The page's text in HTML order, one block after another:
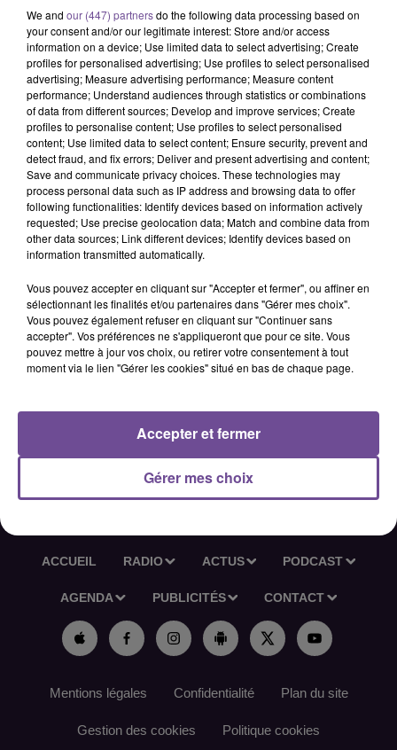
À Bellac, la Mission Locale Rurale de
Haute-Vienne recherche un conseiller
en insertion professionnelle (H/F).
À Bellac, la Mission Locale Rurale de Haute-Vienne recherche
un conseiller en insertion professionnelle (H/F). Vos
informer, orienter et délivrer un conseil en insertion sociale et
professionnelle en s'appuyant sur les outils de diagnostic.
Assurer les permanences sur le territoire déterminé, participer
aux actions de repérage du public. Mobiliser les jeunes sans
Référence de l’offre France Travail : 185YKPG
ACCUEIL RADIO ACTUS PODCAST
AGENDA PUBLICITÉS CONTACT
Mentions légales Confidentialité Plan du site
Gestion des cookies Politique cookies
We and our (447) partnersdo the following data processing based on
your consent and/or our legitimate interest: Store and/or access
information on a device; Use limited data to select advertising; Create
profiles for personalised advertising; Use profiles to select personalised
advertising; Measure advertising performance; Measure content
performance; Understand audiences through statistics or combinations
of data from different sources; Develop and improve services; Create
profiles to personalise content; Use profiles to select personalised
content; Use limited data to select content; Ensure security, prevent and
detect fraud, and fix errors; Deliver and present advertising and content;
Save and communicate privacy choices. These technologies may
process personal data such as IP address and browsing data to offer
following functionalities: Identify devices based on information actively
requested; Use precise geolocation data; Match and combine data from
other data sources; Link different devices; Identify devices based on
information transmitted automatically.
Vous pouvez accepter en cliquant sur "Accepter et fermer", ou affiner en
sélectionnant les finalités et/ou partenaires dans "Gérer mes choix".
Vous pouvez également refuser en cliquant sur "Continuer sans
accepter". Vos préférences ne s'appliqueront que pour ce site. Vous
pouvez mettre à jour vos choix, ou retirer votre consentement à tout
moment via le lien "Gérer les cookies" situé en bas de chaque page.
Gérer mes choix
Accepter et fermer